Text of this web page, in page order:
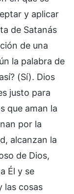
y aplicar
de Satanás
de una
la palabra de
(Sí). Dios
justo para
que aman la
por la
alcanzan la
de Dios,
Él y se
las cosas